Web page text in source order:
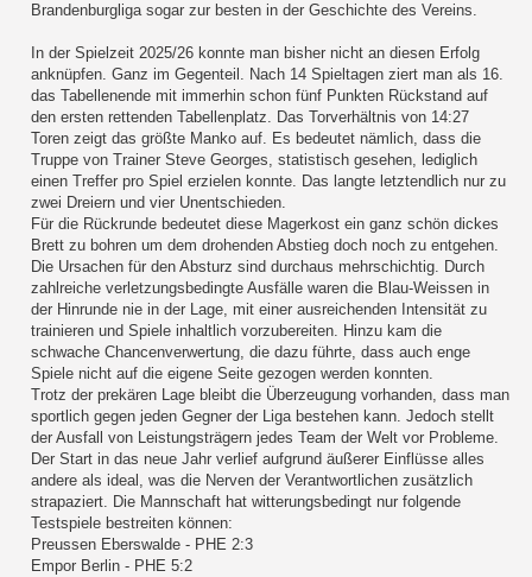
Brandenburgliga sogar zur besten in der Geschichte des Vereins.
In der Spielzeit 2025/26 konnte man bisher nicht an diesen Erfolg
anknüpfen. Ganz im Gegenteil. Nach 14 Spieltagen ziert man als 16.
das Tabellenende mit immerhin schon fünf Punkten Rückstand auf
den ersten rettenden Tabellenplatz. Das Torverhältnis von 14:27
Toren zeigt das größte Manko auf. Es bedeutet nämlich, dass die
Truppe von Trainer Steve Georges, statistisch gesehen, lediglich
einen Treffer pro Spiel erzielen konnte. Das langte letztendlich nur zu
zwei Dreiern und vier Unentschieden.
Für die Rückrunde bedeutet diese Magerkost ein ganz schön dickes
Brett zu bohren um dem drohenden Abstieg doch noch zu entgehen.
Die Ursachen für den Absturz sind durchaus mehrschichtig. Durch
zahlreiche verletzungsbedingte Ausfälle waren die Blau-Weissen in
der Hinrunde nie in der Lage, mit einer ausreichenden Intensität zu
trainieren und Spiele inhaltlich vorzubereiten. Hinzu kam die
schwache Chancenverwertung, die dazu führte, dass auch enge
Spiele nicht auf die eigene Seite gezogen werden konnten.
Trotz der prekären Lage bleibt die Überzeugung vorhanden, dass man
sportlich gegen jeden Gegner der Liga bestehen kann. Jedoch stellt
der Ausfall von Leistungsträgern jedes Team der Welt vor Probleme.
Der Start in das neue Jahr verlief aufgrund äußerer Einflüsse alles
andere als ideal, was die Nerven der Verantwortlichen zusätzlich
strapaziert. Die Mannschaft hat witterungsbedingt nur folgende
Testspiele bestreiten können:
Preussen Eberswalde - PHE 2:3
Empor Berlin - PHE 5:2